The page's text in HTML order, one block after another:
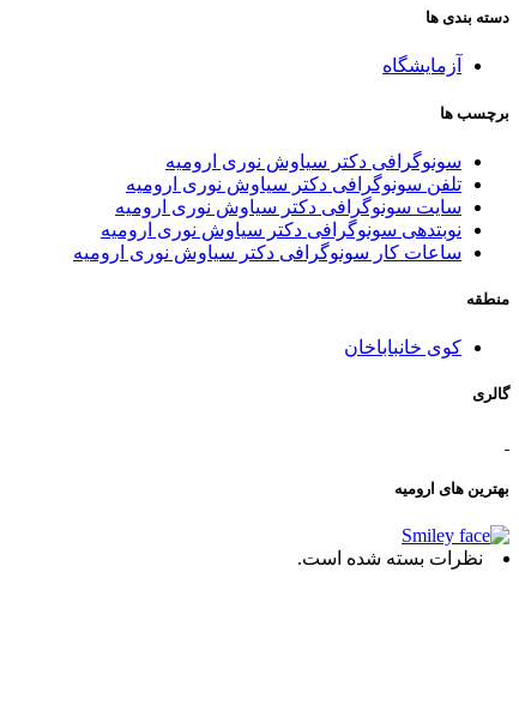
دسته بندی ها
آزمایشگاه
برچسب ها
سونوگرافی دکتر سیاوش نوری ارومیه
تلفن سونوگرافی دکتر سیاوش نوری ارومیه
سایت سونوگرافی دکتر سیاوش نوری ارومیه
نوبتدهی سونوگرافی دکتر سیاوش نوری ارومیه
ساعات کار سونوگرافی دکتر سیاوش نوری ارومیه
منطقه
کوی خانباباخان
گالری
بهترین های ارومیه
نظرات بسته شده است.